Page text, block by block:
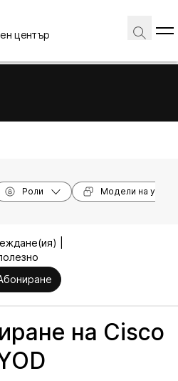
център
Роли Модели на
|
на Cisco